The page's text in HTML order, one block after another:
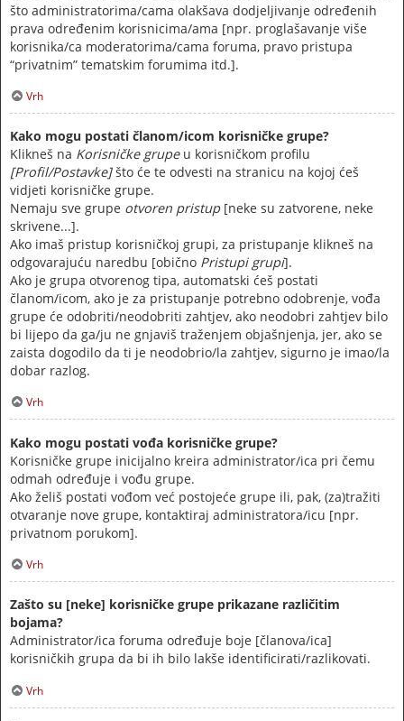
što administratorima/cama olakšava dodjeljivanje određenih
prava određenim korisnicima/ama [npr. proglašavanje više
korisnika/ca moderatorima/cama foruma, pravo pristupa
“privatnim” tematskim forumima itd.].
Vrh
Kako mogu postati članom/icom korisničke grupe?
Klikneš na Korisničke grupeu korisničkom profilu
[Profil/Postavke]što će te odvesti na stranicu na kojoj ćeš
vidjeti korisničke grupe.
Nemaju sve grupe otvoren pristup[neke su zatvorene, neke
skrivene...].
Ako imaš pristup korisničkoj grupi, za pristupanje klikneš na
odgovarajuću naredbu [obično Pristupi grupi].
Ako je grupa otvorenog tipa, automatski ćeš postati
članom/icom, ako je za pristupanje potrebno odobrenje, vođa
grupe će odobriti/neodobriti zahtjev, ako neodobri zahtjev bilo
bi lijepo da ga/ju ne gnjaviš traženjem objašnjenja, jer, ako se
zaista dogodilo da ti je neodobrio/la zahtjev, sigurno je imao/la
dobar razlog.
Vrh
Kako mogu postati vođa korisničke grupe?
Korisničke grupe inicijalno kreira administrator/ica pri čemu
odmah određuje i vođu grupe.
Ako želiš postati vođom već postojeće grupe ili, pak, (za)tražiti
otvaranje nove grupe, kontaktiraj administratora/icu [npr.
privatnom porukom].
Vrh
Zašto su [neke] korisničke grupe prikazane različitim
bojama?
Administrator/ica foruma određuje boje [članova/ica]
korisničkih grupa da bi ih bilo lakše identificirati/razlikovati.
Vrh